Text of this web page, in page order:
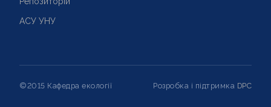
АСУ УНУ
©2015 Кафедра екології Розробка і підтримка DPC